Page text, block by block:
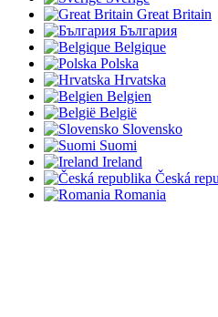
Great Britain
България
Belgique
Polska
Hrvatska
Belgien
België
Slovensko
Suomi
Ireland
Česká
Romania